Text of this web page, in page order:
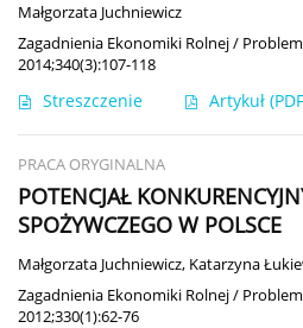
Małgorzata Juchniewicz
Zagadnienia Ekonomiki Rolnej /
2014;340(3):107-118
Streszczenie Artykuł
PRACA ORYGINALNA
POTENCJAŁ
SPOŻYWCZEGO W POLSCE
Małgorzata Juchniewicz, Katarzyna
Zagadnienia Ekonomiki Rolnej /
2012;330(1):62-76